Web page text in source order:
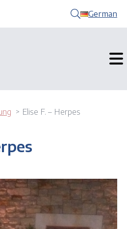
German
Elise F. – Herpes